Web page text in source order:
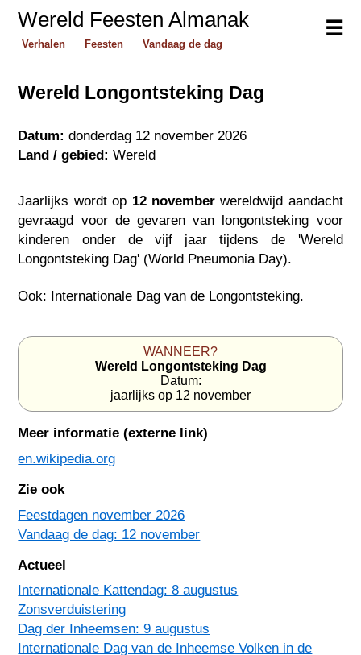
☰
Wereld Feesten Almanak
Verhalen Feesten Vandaag de dag
Wereld Longontsteking Dag
Datum: donderdag 12 november 2026
Land / gebied: Wereld
Jaarlijks wordt op 12 novemberwereldwijd aandacht
gevraagd voor de gevaren van longontsteking voor
kinderen onder de vijf jaar tijdens de 'Wereld
Longontsteking Dag' (World Pneumonia Day).
Ook: Internationale Dag van de Longontsteking.
WANNEER?
Wereld Longontsteking Dag
Datum:
jaarlijks op 12 november
Meer informatie (externe link)
en.wikipedia.org
Zie ook
Feestdagen november 2026
Vandaag de dag: 12 november
Actueel
Internationale Kattendag: 8 augustus
Zonsverduistering
Dag der Inheemsen: 9 augustus
Internationale Dag van de Inheemse Volken in de